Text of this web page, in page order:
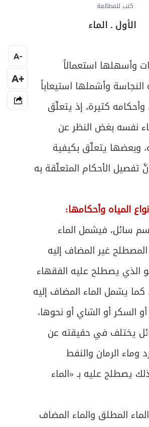
كتب للمطالعة
الأول ـ الماء
وأسهلها استعمالاً
وأشملها استيعاباً
كثيرة، إذ يتعلّق
نفسه بغض النظر عن
وبعضها يتعلّق بكيفية
تفصيل الأحكام المتعلّقة به
المياه وأحكامها:
سائل، فيشمل الماء
غير المضاف إليه
الذي يصطلح عليه الفقهاء
كما يشمل الماء المضاف إليه
السكر أو الشاي أو نحوها،
يختلف في حقيقته عن
وماء الرمان والنفط
يصطلح عليه بـ «الماء
المطلق والماء المضاف
-
A
+A
الثلثين في العصير العنبي
عين النجاسة
الجلال
التخلي
في الوضوء
في الحدث الأصغر
على المحدث بالأصغر
ـ شروط الوضوء
ـ في أفعال الوضوء